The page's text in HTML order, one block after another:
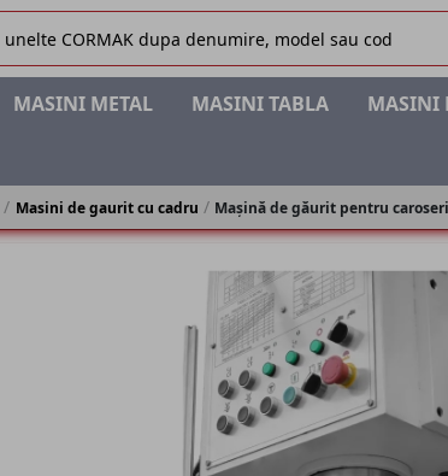
MASINI METAL MASINI TABLA MASINI
Masini de gaurit cu cadru Mașină de găurit pentru